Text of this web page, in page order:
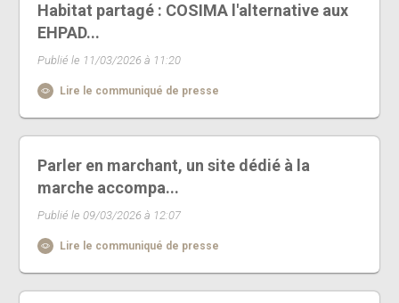
Habitat partagé : COSIMA l'alternative aux
EHPAD...
Publié le 11/03/2026 à 11:20
Lire le communiqué de presse
Parler en marchant, un site dédié à la
marche accompa...
Publié le 09/03/2026 à 12:07
Lire le communiqué de presse